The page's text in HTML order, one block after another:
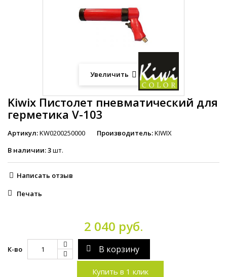
Увеличить
Kiwix Пистолет пневматический для
герметика V-103
Артикул:KW0200250000 Производитель:KIWIX
В наличии:3шт.
Написать отзыв
Печать
2 040 руб.
К-во В корзину
Купить в 1 клик